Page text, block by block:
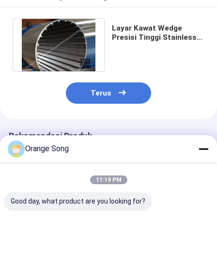
Layar Kawat Wedge
Presisi Tinggi Stainless
Terus
Rekomendasi Produk
Orange Song
11:19 PM
Good day, what product are you looking for?